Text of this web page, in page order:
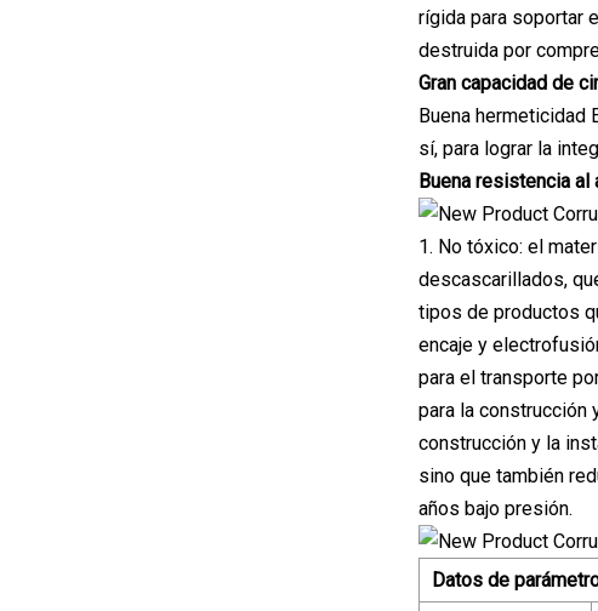
rígida para soportar
destruida por
Gran capacidad de
Buena
sí, para lograr la
Buena resistencia
1. No tóxico: el
descascarillados,
tipos de productos
encaje y
para el transporte
para la construcción
construcción y la
sino que también
años bajo presión.
Datos de